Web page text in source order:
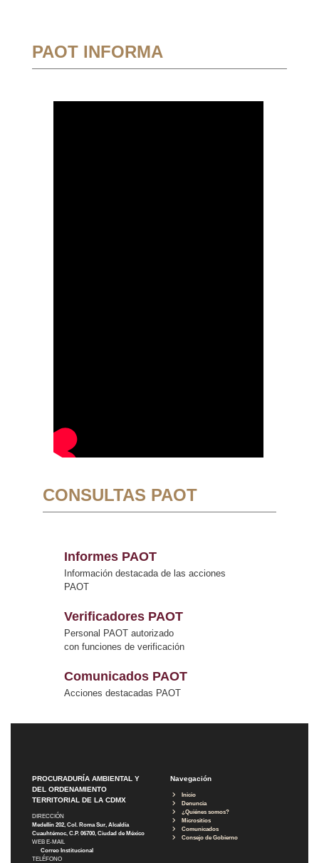
PAOT INFORMA
CONSULTAS PAOT
Informes PAOT
Información destacada de las acciones
PAOT
Verificadores PAOT
Personal PAOT autorizado
con funciones de verificación
Comunicados PAOT
Acciones destacadas PAOT
PROCURADURÍA AMBIENTAL Y
DEL ORDENAMIENTO
TERRITORIAL DE LA CDMX
DIRECCIÓN
Medellín 202, Col. Roma Sur, Alcaldía
Cuauhtémoc, C.P. 06700, Ciudad de México
WEB E-MAIL
Correo Institucional
TELÉFONO
Navegación
Inicio
Denuncia
¿Quiénes somos?
Micrositios
Comunicados
Consejo de Gobierno